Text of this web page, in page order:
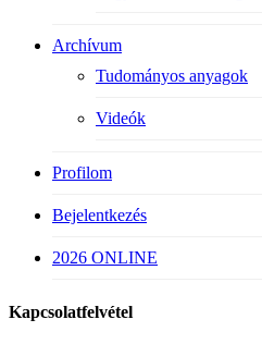
Archívum
Tudományos anyagok
Videók
Profilom
Bejelentkezés
2026 ONLINE
Kapcsolatfelvétel